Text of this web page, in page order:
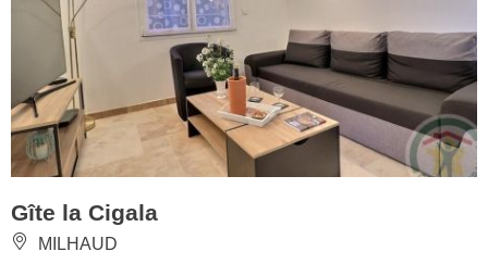
Gîte la Cigala
MILHAUD